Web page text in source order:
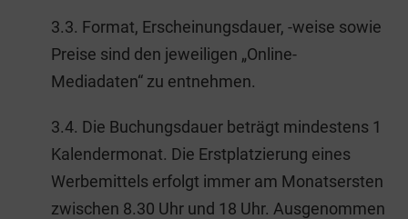
3.3. Format, Erscheinungsdauer, -weise sowie
Preise sind den jeweiligen „Online-
Mediadaten“ zu entnehmen.
3.4. Die Buchungsdauer beträgt mindestens 1
Kalendermonat. Die Erstplatzierung eines
Werbemittels erfolgt immer am Monatsersten
zwischen 8.30 Uhr und 18 Uhr. Ausgenommen